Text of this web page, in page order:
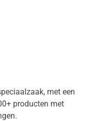
met een
producten met